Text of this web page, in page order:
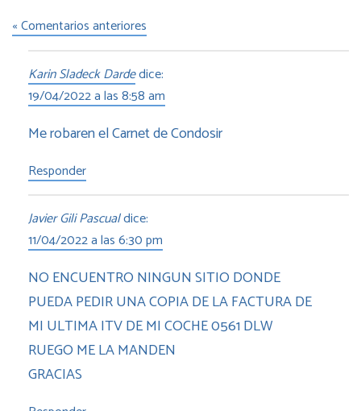
« Comentarios anteriores
Karin Sladeck Dardedice:
19/04/2022 a las 8:58 am
Me robaren el Carnet de Condosir
Responder
Javier Gili Pascualdice:
11/04/2022 a las 6:30 pm
NO ENCUENTRO NINGUN SITIO DONDE
PUEDA PEDIR UNA COPIA DE LA FACTURA DE
MI ULTIMA ITV DE MI COCHE 0561 DLW
RUEGO ME LA MANDEN
GRACIAS